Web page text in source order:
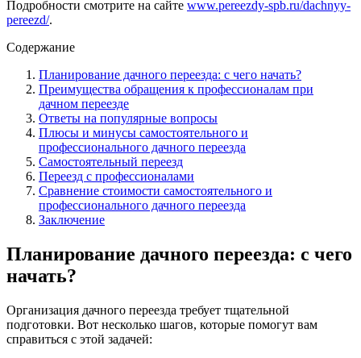
Подробности смотрите на сайте www.pereezdy-spb.ru/dachnyy-
pereezd/.
Содержание
Планирование дачного переезда: с чего начать?
Преимущества обращения к профессионалам при
дачном переезде
Ответы на популярные вопросы
Плюсы и минусы самостоятельного и
профессионального дачного переезда
Самостоятельный переезд
Переезд с профессионалами
Сравнение стоимости самостоятельного и
профессионального дачного переезда
Заключение
Планирование дачного переезда: с чего
начать?
Организация дачного переезда требует тщательной
подготовки. Вот несколько шагов, которые помогут вам
справиться с этой задачей: